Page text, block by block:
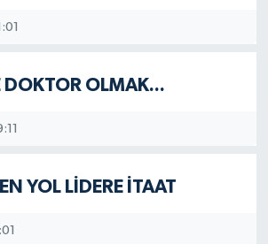
DOKTOR OLMAK...
YOL LİDERE İTAAT